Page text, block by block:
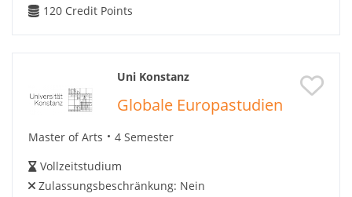
120 Credit Points
Uni Konstanz
Globale Europastudien
Master of Arts
4 Semester
Vollzeitstudium
Zulassungsbeschränkung: Nein